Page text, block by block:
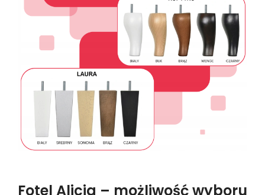
Fotel Alicja – możliwość wyboru